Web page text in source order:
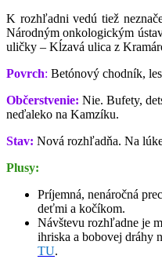
K rozhľadni vedú tiež
Národným onkologickým
uličky – Kĺzavá ulica z
Povrch: Betónový chodník,
Občerstvenie: Nie. Bufety,
neďaleko na Kamzíku.
Stav: Nová rozhľadňa. Na
Plusy:
Príjemná, nenáročná
deťmi a kočíkom.
Návštevu rozhľadne je
ihriska a bobovej dráhy
TU.